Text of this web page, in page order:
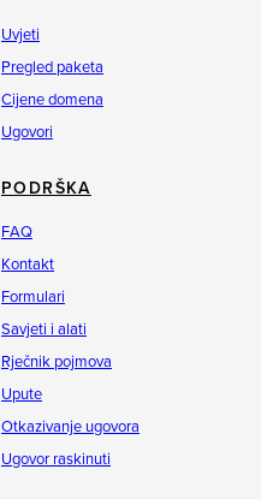
Uvjeti
Pregled paketa
Cijene domena
Ugovori
PODRŠKA
FAQ
Kontakt
Formulari
Savjeti i alati
Rječnik pojmova
Upute
Otkazivanje ugovora
Ugovor raskinuti